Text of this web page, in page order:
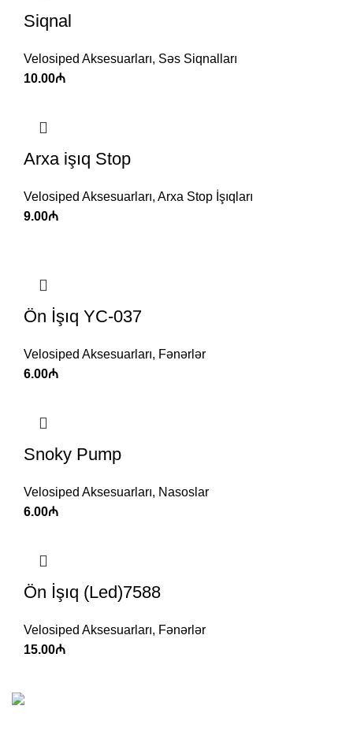
Siqnal
Velosiped Aksesuarları, Səs Siqnalları
10.00₼
Arxa işıq Stop
Velosiped Aksesuarları, Arxa Stop İşıqları
9.00₼
Ön İşıq YC-037
Velosiped Aksesuarları, Fənərlər
6.00₼
Snoky Pump
Velosiped Aksesuarları, Nasoslar
6.00₼
Ön İşıq (Led)7588
Velosiped Aksesuarları, Fənərlər
15.00₼